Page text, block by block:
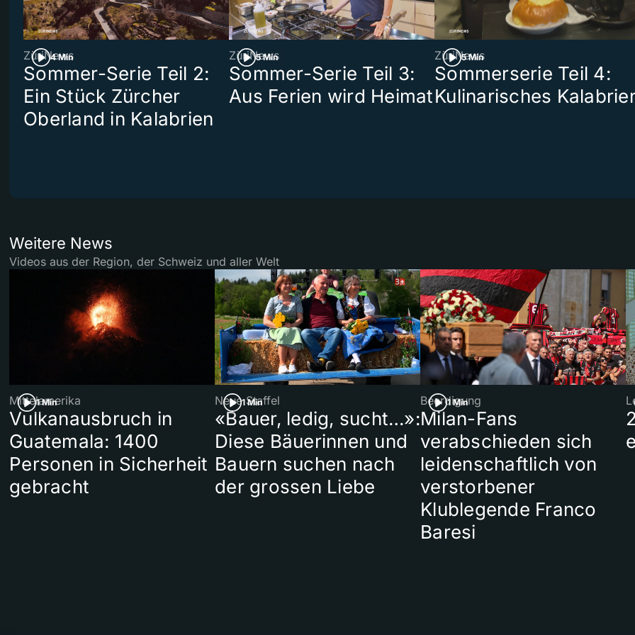
4 Min
ZüriNews
Sommer-Serie Teil 2:
Ein Stück Zürcher
Oberland in Kalabrien
5 Min
ZüriNews
Sommer-Serie Teil 3:
Aus Ferien wird Heimat
5 Min
ZüriNews
Sommerserie Teil 4:
Kulinarisches
Weitere News
Videos aus der Region, der Schweiz und aller Welt
1 Min
Mittelamerika
Vulkanausbruch in
Guatemala: 1400
Personen in Sicherheit
gebracht
1 Min
Neue Staffel
«Bauer, ledig, sucht…»:
Diese Bäuerinnen und
Bauern suchen nach
der grossen Liebe
1 Min
Beerdigung
Milan-Fans
verabschieden sich
leidenschaftlich von
verstorbener
Klublegende Franco
Baresi